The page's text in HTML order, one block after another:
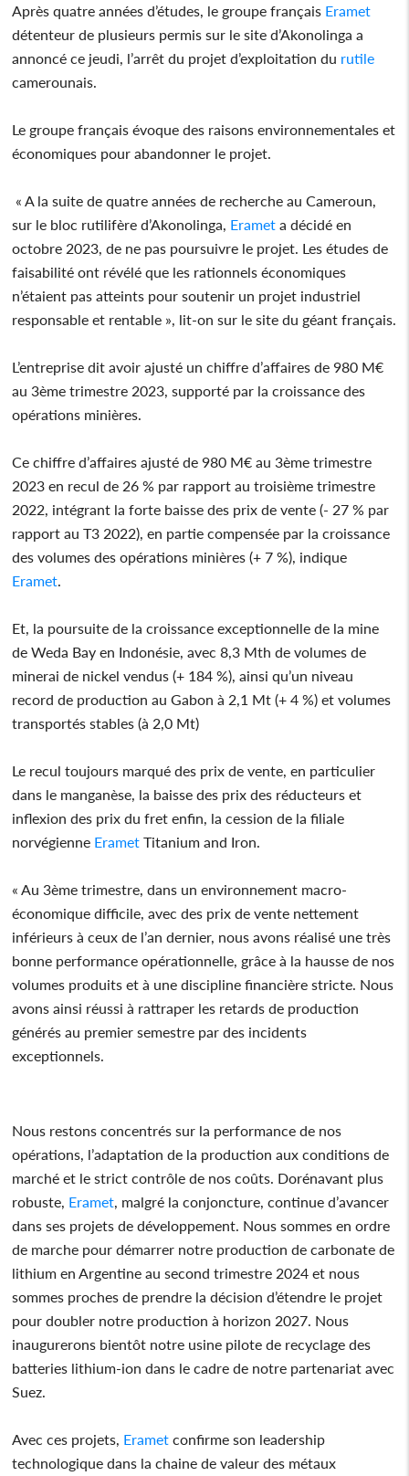
Après quatre années d’études, le groupe français Eramet
détenteur de plusieurs permis sur le site d’Akonolinga a
annoncé ce jeudi, l’arrêt du projet d’exploitation du rutile
camerounais.
Le groupe français évoque des raisons environnementales et
économiques pour abandonner le projet.
« A la suite de quatre années de recherche au Cameroun,
sur le bloc rutilifère d’Akonolinga, Eramet a décidé en
octobre 2023, de ne pas poursuivre le projet. Les études de
faisabilité ont révélé que les rationnels économiques
n’étaient pas atteints pour soutenir un projet industriel
responsable et rentable », lit-on sur le site du géant français.
L’entreprise dit avoir ajusté un chiffre d’affaires de 980 M€
au 3ème trimestre 2023, supporté par la croissance des
opérations minières.
Ce chiffre d’affaires ajusté de 980 M€ au 3ème trimestre
2023 en recul de 26 % par rapport au troisième trimestre
2022, intégrant la forte baisse des prix de vente (- 27 % par
rapport au T3 2022), en partie compensée par la croissance
des volumes des opérations minières (+ 7 %), indique
Eramet
Et, la poursuite de la croissance exceptionnelle de la mine
de Weda Bay en Indonésie, avec 8,3 Mth de volumes de
minerai de nickel vendus (+ 184 %), ainsi qu’un niveau
record de production au Gabon à 2,1 Mt (+ 4 %) et volumes
transportés stables (à 2,0 Mt)
Le recul toujours marqué des prix de vente, en particulier
dans le manganèse, la baisse des prix des réducteurs et
inflexion des prix du fret enfin, la cession de la filiale
norvégienne Eramet Titanium and Iron.
« Au 3ème trimestre, dans un environnement macro-
économique difficile, avec des prix de vente nettement
inférieurs à ceux de l’an dernier, nous avons réalisé une très
bonne performance opérationnelle, grâce à la hausse de nos
volumes produits et à une discipline financière stricte. Nous
avons ainsi réussi à rattraper les retards de production
générés au premier semestre par des incidents
exceptionnels.
Nous restons concentrés sur la performance de nos
opérations, l’adaptation de la production aux conditions de
marché et le strict contrôle de nos coûts. Dorénavant plus
robuste, Eramet , malgré la conjoncture, continue d’avancer
dans ses projets de développement. Nous sommes en ordre
de marche pour démarrer notre production de carbonate de
lithium en Argentine au second trimestre 2024 et nous
sommes proches de prendre la décision d’étendre le projet
pour doubler notre production à horizon 2027. Nous
inaugurerons bientôt notre usine pilote de recyclage des
batteries lithium-ion dans le cadre de notre partenariat avec
Suez.
Avec ces projets, Eramet confirme son leadership
technologique dans la chaine de valeur des métaux